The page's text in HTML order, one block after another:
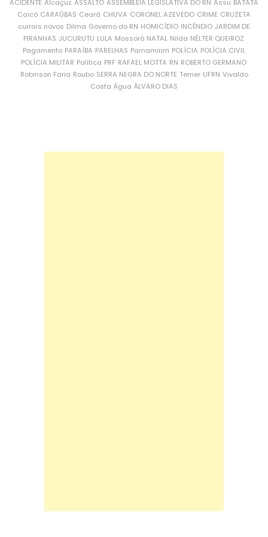
ACIDENTE Alcaçuz ASSALTO ASSEMBLEIA LEGISLATIVA DO RN Assu BATATA
Caicó CARAÚBAS Ceará CHUVA CORONEL AZEVEDO CRIME CRUZETA
currais novos Dilma Governo do RN HOMICÍDIO INCÊNDIO JARDIM DE
PIRANHAS JUCURUTU LULA Mossoró NATAL Nilda NÉLTER QUEIROZ
Pagamento PARAÍBA PARELHAS Parnamirim POLÍCIA POLÍCIA CIVIL
POLÍCIA MILITAR Política PRF RAFAEL MOTTA RN ROBERTO GERMANO
Robinson Faria Roubo SERRA NEGRA DO NORTE Temer UFRN Vivaldo
Costa Água ÁLVARO DIAS